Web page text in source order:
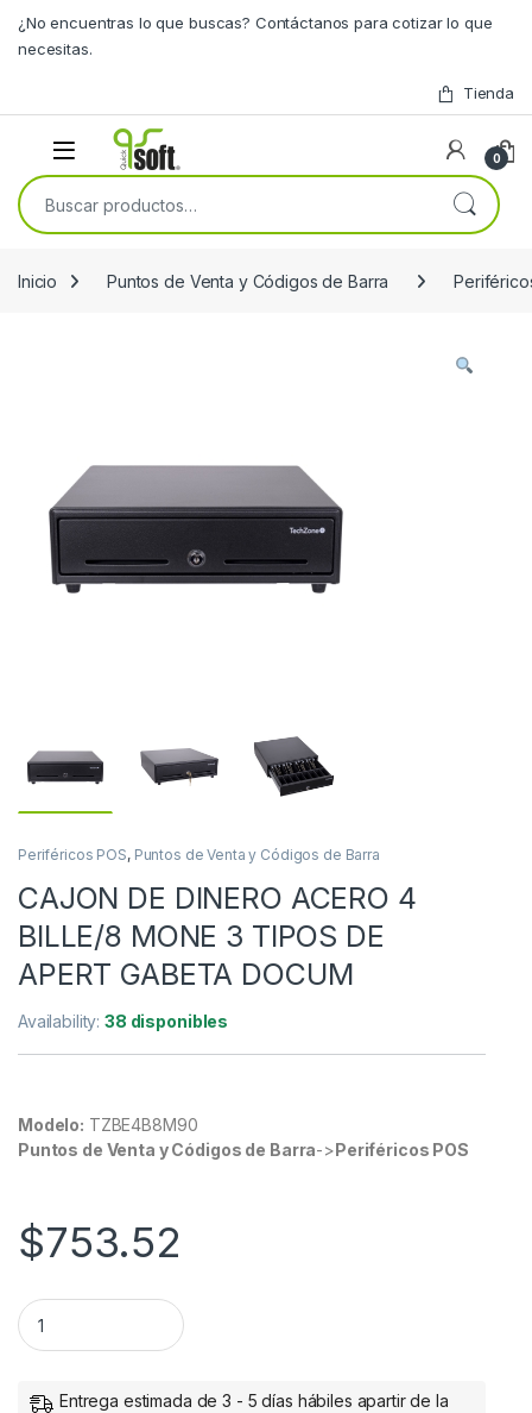
¿No encuentras lo que buscas? Contáctanos para cotizar lo que
necesitas.
Tienda
0
Buscar por:
Inicio Puntos de Venta y Códigos de Barra
Periféricos POS, Puntos de Venta y Códigos de Barra
CAJON DE DINERO ACERO 4
BILLE/8 MONE 3 TIPOS DE
APERT GABETA DOCUM
Availability:38 disponibles
Modelo: TZBE4B8M90
Puntos de Venta y Códigos de Barra-> Periféricos POS
$753.52
CAJON DE DINERO ACERO 4 BILLE/8 MONE 3 TIPOS DE
Entrega estimada de 3 - 5 días hábiles apartir de la